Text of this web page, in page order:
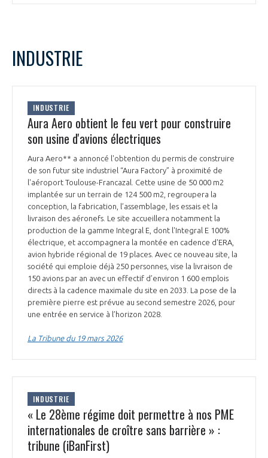
INDUSTRIE
INDUSTRIE
Aura Aero obtient le feu vert pour construire
son usine d'avions électriques
Aura Aero** a annoncé l'obtention du permis de construire
de son futur site industriel “Aura Factory” à proximité de
l'aéroport Toulouse-Francazal. Cette usine de 50 000 m2
implantée sur un terrain de 124 500 m2, regroupera la
conception, la fabrication, l’assemblage, les essais et la
livraison des aéronefs. Le site accueillera notamment la
production de la gamme Integral E, dont l'Integral E 100%
électrique, et accompagnera la montée en cadence d'ERA,
avion hybride régional de 19 places. Avec ce nouveau site, la
société qui emploie déjà 250 personnes, vise la livraison de
150 avions par an avec un effectif d’environ 1 600 emplois
directs à la cadence maximale du site en 2033. La pose de la
première pierre est prévue au second semestre 2026, pour
une entrée en service à l’horizon 2028.
La Tribune du 19 mars 2026
INDUSTRIE
« Le 28ème régime doit permettre à nos PME
internationales de croître sans barrière » :
tribune (iBanFirst)